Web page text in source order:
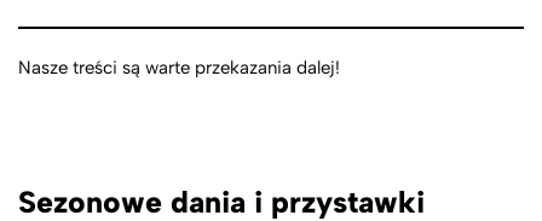
Nasze treści są warte przekazania dalej!
Sezonowe dania i przystawki